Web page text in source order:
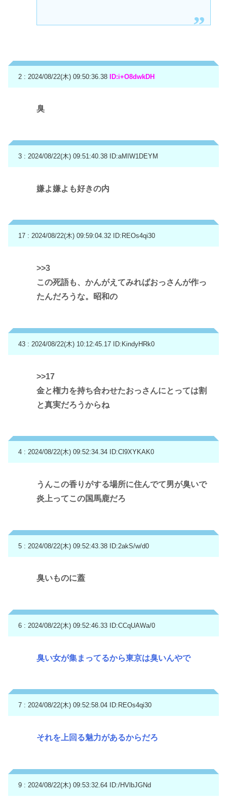
2 : 2024/08/22(木) 09:50:36.38 ID:i+O8dwkDH
臭
3 : 2024/08/22(木) 09:51:40.38 ID:aMIW1DEYM
嫌よ嫌よも好きの内
17 : 2024/08/22(木) 09:59:04.32 ID:REOs4qi30
>>3
この死語も、かんがえてみればおっさんが作っ
たんだろうな。昭和の
43 : 2024/08/22(木) 10:12:45.17 ID:KindyHRk0
>>17
金と権力を持ち合わせたおっさんにとっては割
と真実だろうからね
4 : 2024/08/22(木) 09:52:34.34 ID:Cl9XYKAK0
うんこの香りがする場所に住んでて男が臭いで
炎上ってこの国馬鹿だろ
5 : 2024/08/22(木) 09:52:43.38 ID:2akS/w/d0
臭いものに蓋
6 : 2024/08/22(木) 09:52:46.33 ID:CCqUAWa/0
臭い女が集まってるから東京は臭いんやで
7 : 2024/08/22(木) 09:52:58.04 ID:REOs4qi30
それを上回る魅力があるからだろ
9 : 2024/08/22(木) 09:53:32.64 ID:/HVlbJGNd